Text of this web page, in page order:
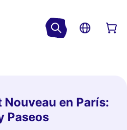
en París:
Paseos